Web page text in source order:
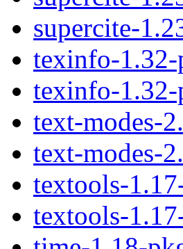
supercite-
texinfo-1.32-
texinfo-1.32-
text-modes-
text-modes-
textools-
textools-